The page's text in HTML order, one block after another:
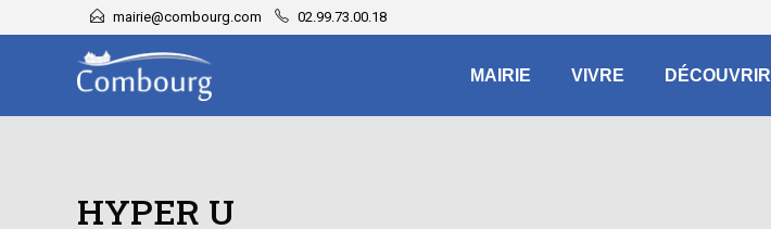
mairie@combourg.com 02.99.73.00.18
MAIRIE VIVRE DÉCOUVRIR
HYPER U